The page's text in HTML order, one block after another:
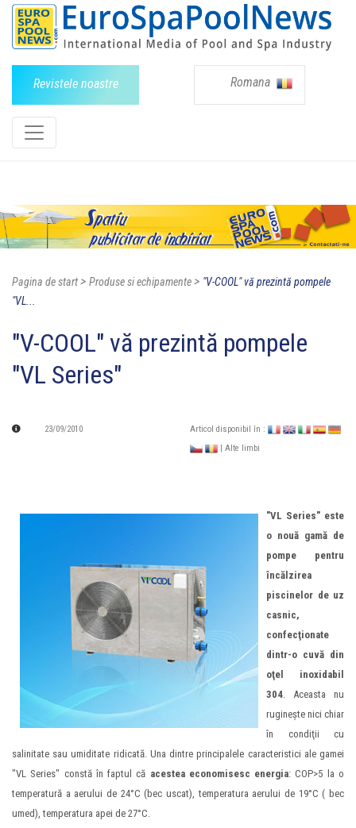
Revistele noastre Romana
Pagina de start> Produse si echipamente> "V-COOL" vă prezintă pompele
"VL...
"V-COOL" vă prezintă pompele
"VL Series"
23/09/2010
Articol disponibil în :
| Alte limbi
"VL Series" este
o nouă gamă de
pompe pentru
încălzirea
piscinelor de uz
casnic,
confecţionate
dintr-o cuvă din
oţel inoxidabil
304. Aceasta nu
rugineşte nici chiar
în condiţii cu
salinitate sau umiditate ridicată. Una dintre principalele caracteristici ale gamei
"VL Series" constă în faptul că acestea economisesc energia: COP>5 la o
temperatură a aerului de 24°C (bec uscat), temperatura aerului de 19°C ( bec
umed), temperatura apei de 27°C.